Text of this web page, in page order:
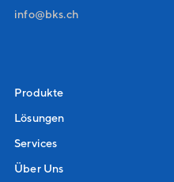
nf
bks ch
Produkte
Lösungen
Services
Über Uns